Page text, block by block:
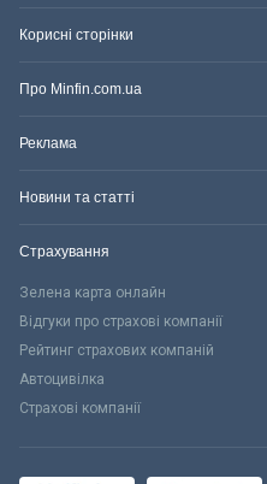
Корисні сторінки
Про Minfin.com.ua
Реклама
Новини та статті
Страхування
Зелена карта онлайн
Відгуки про страхові компанії
Рейтинг страхових компаній
Автоцивілка
Страхові компанії